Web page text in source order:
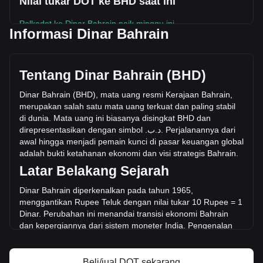
Polkadot ke Dinar Bahrain naik minggu ini.
BHD berdasarkan suplai beredar sebanyak 1,696,943,600
DOT. Volume perdagangan sebesar Polkadot telah berubah
-8.55% (.د.ب-2,190,551.25 BHD) dalam 24 jam terakhir.
Pada hari perdagangan terakhir, volume perdagangan DOT
adalah .د.ب25,620,482.49.
Info lebih lanjut tentang Polkadot di Bitget
Harga Polkadot
Apa itu Polkadot (DOT)
Kalkulator profit Polkadot
Informasi Dinar Bahrain
Tentang Dinar Bahrain (BHD)
Dinar Bahrain (BHD), mata uang resmi Kerajaan Bahrain,
merupakan salah satu mata uang terkuat dan paling stabil
di dunia. Mata uang ini biasanya disingkat BHD dan
direpresentasikan dengan simbol .
د ب
. Perjalanannya dari
awal hingga menjadi pemain kunci di pasar keuangan global
adalah bukti ketahanan ekonomi dan visi strategis Bahrain.
Latar Belakang Sejarah
Dinar Bahrain diperkenalkan pada tahun 1965,
menggantikan Rupee Teluk dengan nilai tukar 10 Rupee = 1
Dinar. Perubahan ini menandai transisi ekonomi Bahrain
dan kepergiannya dari sistem moneter India. Pengenalan
sebagai pusat keuangan di Timur Tengah, menyiapkan
panggung untuk serangkaian perkembangan ekonomi yang